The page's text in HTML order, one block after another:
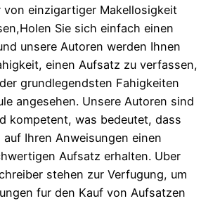
von einzigartiger Makellosigkeit
Sie sich einfach einen
unsere Autoren werden Ihnen
einen Aufsatz zu verfassen,
grundlegendsten Fahigkeiten
angesehen. Unsere Autoren sind
kompetent, was bedeutet, dass
auf Ihren Anweisungen einen
Aufsatz erhalten. Uber
stehen zur Verfugung, um
fur den Kauf von Aufsatzen